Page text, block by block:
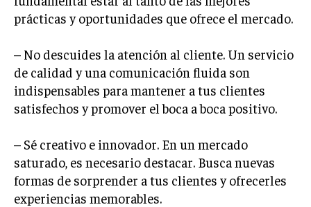
ÉTICA EMPRESARIAL Y RESPONSABILIDAD
SOCIAL
BLOG
Ernesto Ayala
del mundo empresarial. Vivo para analizar y
comprender los movimientos del mercado. Fuera
prácticas y oportunidades que ofrece el mercado.
– No descuides la atención al cliente. Un servicio
de calidad y una comunicación fluida son
indispensables para mantener a tus clientes
satisfechos y promover el boca a boca positivo.
– Sé creativo e innovador. En un mercado
saturado, es necesario destacar. Busca nuevas
formas de sorprender a tus clientes y ofrecerles
experiencias memorables.